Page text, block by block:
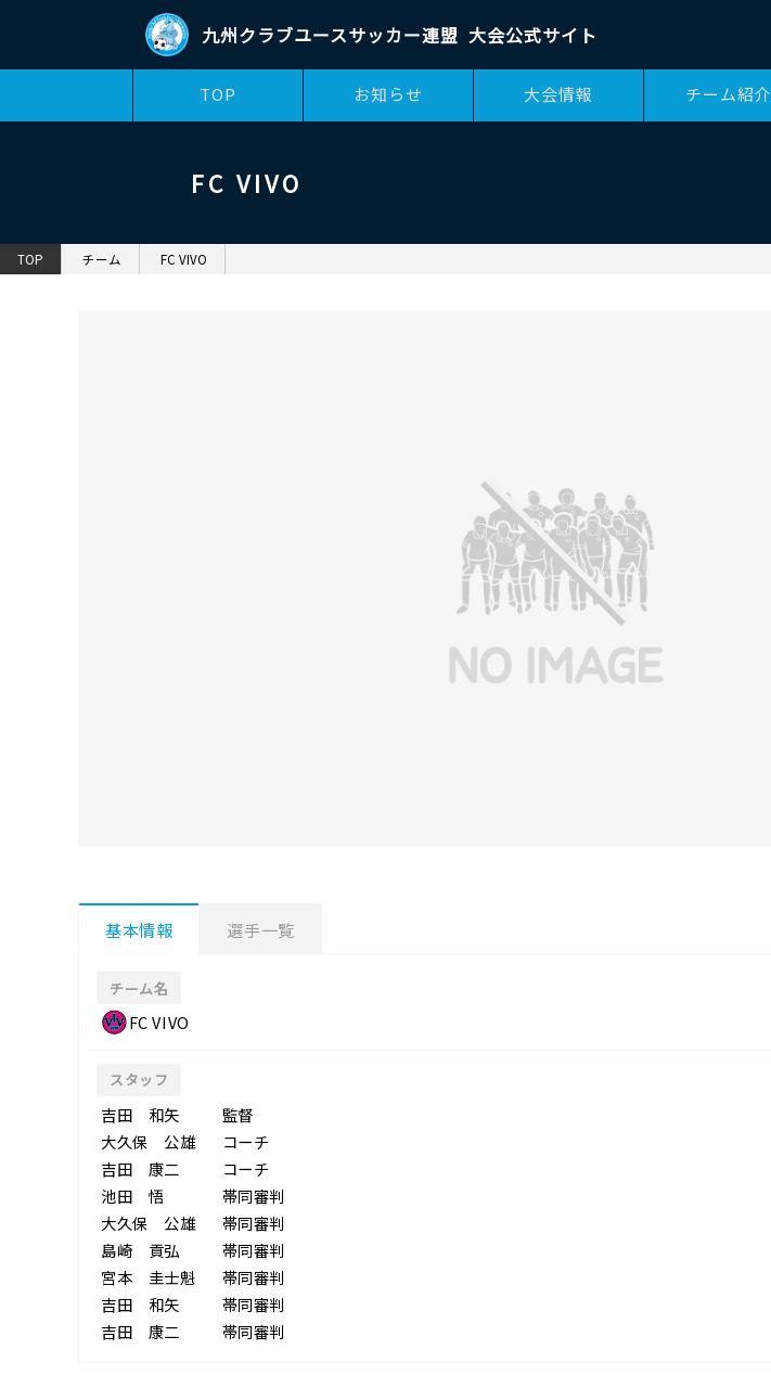
九州クラブユースサッカー連盟 大会公式サイト
TOP お知らせ 大会情報 チーム紹介
FC VIVO
TOP チーム FC VIVO
基本情報 選手一覧
チーム名
FC VIVO
スタッフ
吉田 和矢
監督
大久保 公雄
コーチ
吉田 康二
コーチ
池田 悟
帯同審判
大久保 公雄
帯同審判
島崎 貢弘
帯同審判
宮本 圭士魁
帯同審判
吉田 和矢
帯同審判
吉田 康二
帯同審判